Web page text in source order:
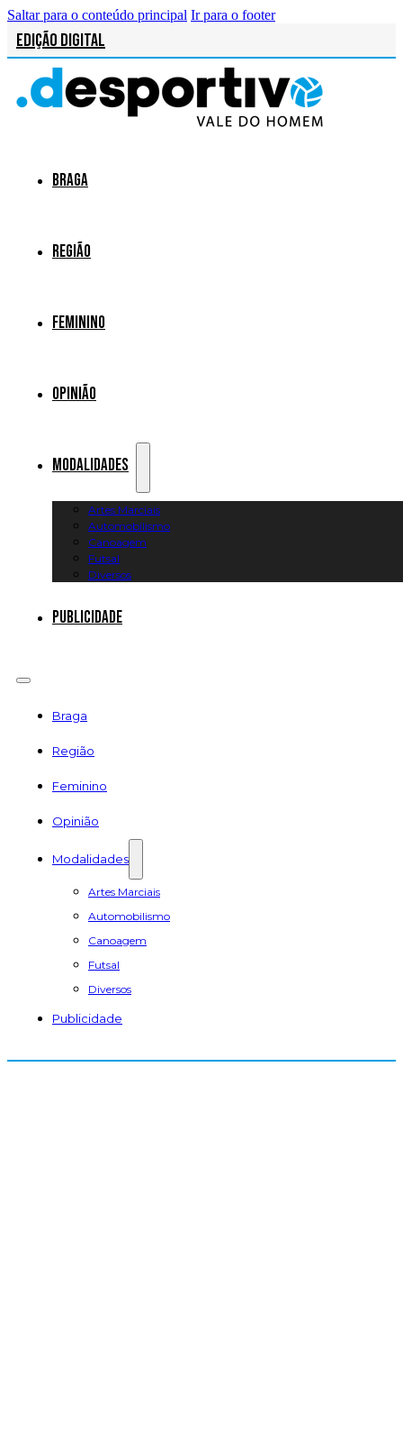
Saltar para o conteúdo principal Ir para o footer
Edição Digital
Braga
Região
Feminino
Opinião
Modalidades
Artes Marciais
Automobilismo
Canoagem
Futsal
Diversos
Publicidade
Braga
Região
Feminino
Opinião
Modalidades
Artes Marciais
Automobilismo
Canoagem
Futsal
Diversos
Publicidade